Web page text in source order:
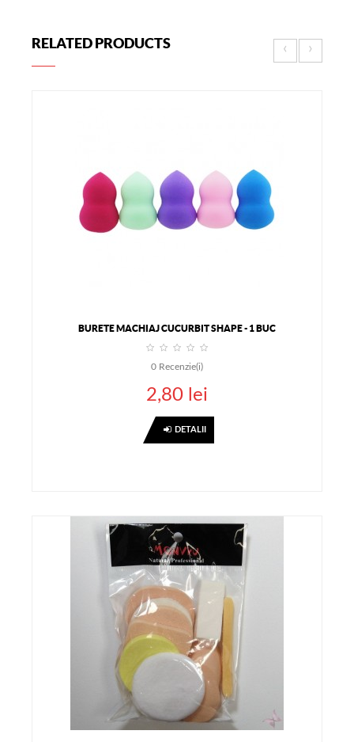
RELATED PRODUCTS ‹ ›
BURETE MACHIAJ CUCURBIT SHAPE - 1 BUC
0 Recenzie(i)
2,80 lei
DETALII